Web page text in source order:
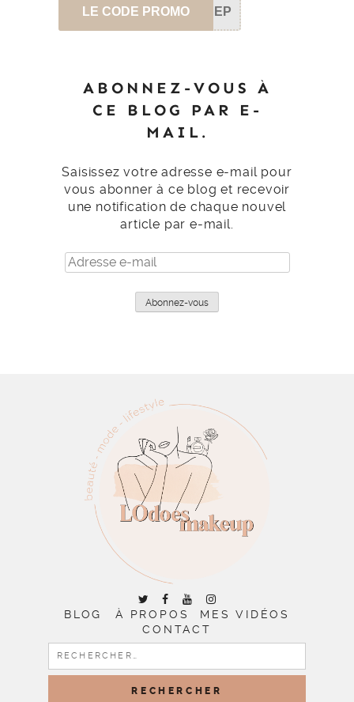
LE CODE PROMO SEP
ABONNEZ-VOUS À
CE BLOG PAR E-
MAIL.
Saisissez votre adresse e-mail pour
vous abonner à ce blog et recevoir
une notification de chaque nouvel
article par e-mail.
Adresse
e-
Abonnez-vous
BLOG À PROPOS
MES VIDÉOS
CONTACT
RECHERCHER :